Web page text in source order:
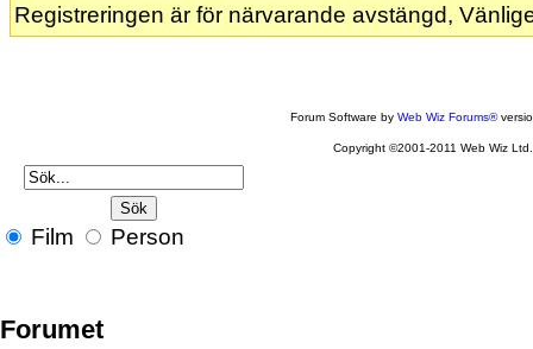
Registreringen är för närvarande avstängd,
Forum Software byWeb Wiz Forums®
Copyright ©2001-2011 Web Wiz Ltd.
Film Person
Forumet